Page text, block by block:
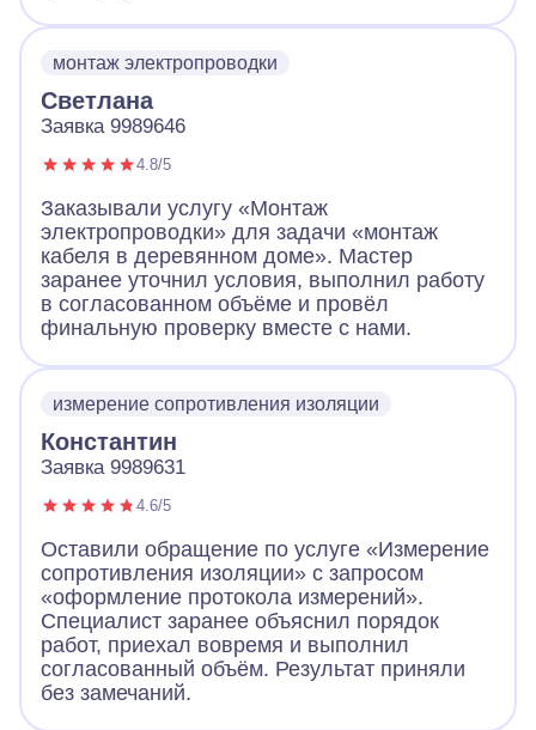
монтаж электропроводки
Светлана
Заявка 9989646
4.8/5
Заказывали услугу «Монтаж
электропроводки» для задачи «монтаж
кабеля в деревянном доме». Мастер
заранее уточнил условия, выполнил работу
в согласованном объёме и провёл
финальную проверку вместе с нами.
измерение сопротивления изоляции
Константин
Заявка 9989631
4.6/5
Оставили обращение по услуге «Измерение
сопротивления изоляции» с запросом
«оформление протокола измерений».
Специалист заранее объяснил порядок
работ, приехал вовремя и выполнил
согласованный объём. Результат приняли
без замечаний.